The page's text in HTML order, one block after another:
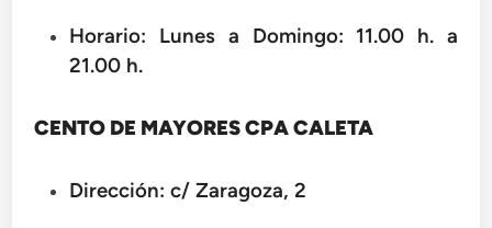
Horario: Lunes a Domingo: 11.00 h. a
21.00 h.
CENTO DE MAYORES CPA CALETA
Dirección: c/ Zaragoza, 2